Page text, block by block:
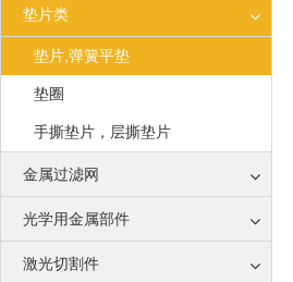
垫片类
垫片,弹簧平垫
垫圈
手撕垫片，层撕垫片
金属过滤网
光学用金属部件
激光切割件